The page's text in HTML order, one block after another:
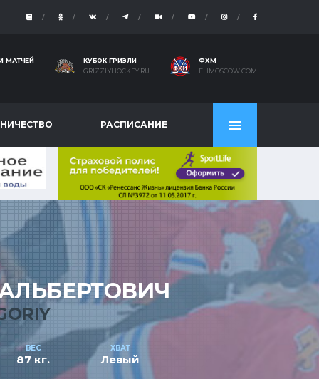
МАТЧЕЙ
КУБОК ГРИЗЛИ
GRIZZLYHOCKEY.RU
ФХМ
FHMOSCOW.COM
РАСПИСАНИЕ
ВЕС
87 кг.
ХВАТ
Левый